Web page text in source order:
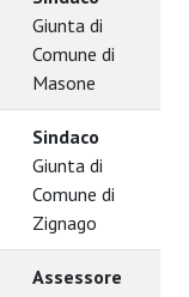
Giunta di
Comune di
Masone
Sindaco
Giunta di
Comune di
Zignago
Assessore